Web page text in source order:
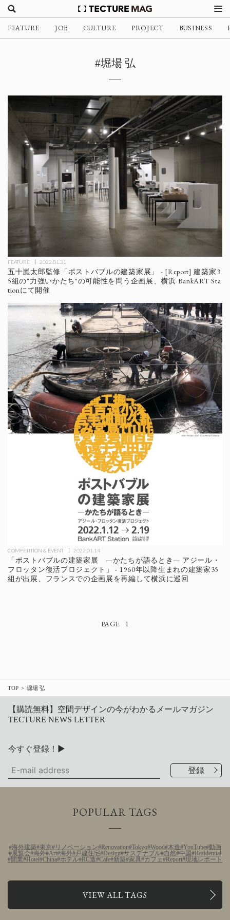
FEATURE JOB CULTURE PROJECT BUSINESS
#堀場 弘
FEATURE 2022.01.31
五十嵐太郎監修「ポストバブルの建築家展」 - [Report] 建築家3
5組の"力強いかたち"の可能性を問う企画展、横浜 BankART Sta
tionにて開催
COMPETITION & EVENT 2022.01.14
「ポストバブルの建築家展 —かたちが語るとき— アジール・
フロッタン復活プロジェクト」 - 1960年以降生まれの建築家35
組が出展、フランスでの企画展を再編して横浜に巡回
1
TOP 堀場 弘
【購読無料】空間デザインの今がわかるメールマガジン
TECTURE NEWS LETTER
今すぐ登録！▶
POPULAR TAGS
海外建築 東京 リノベーション Renovation Tokyo Wood 木造 YouTube 動画
展覧会 海外 Art 海外 戸建住宅 Design サステナブル 自然 中国 Residential
開業 Hotel China ホテル RC造 Cafe 新築 家具 カフェ Report 現地レポート
VIEW ALL TAGS